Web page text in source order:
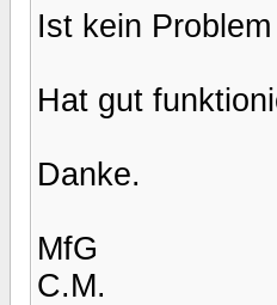
Ist kein
Hat gut
Danke.
MfG
C.M.